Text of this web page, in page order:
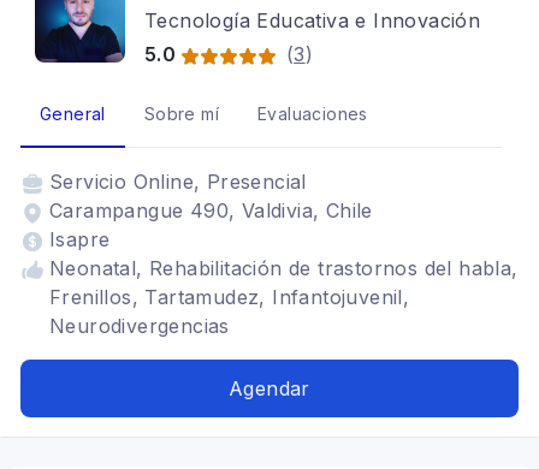
Tecnología Educativa e Innovación
5.0
(3)
General Sobre mí Evaluaciones
Servicio Online, Presencial
Carampangue 490, Valdivia, Chile
Isapre
Neonatal, Rehabilitación de trastornos del habla,
Frenillos, Tartamudez, Infantojuvenil,
Neurodivergencias
Agendar